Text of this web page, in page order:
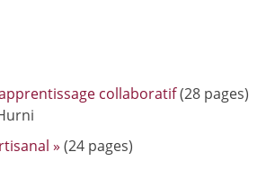
collaboratif(28 pages)
» (24 pages)